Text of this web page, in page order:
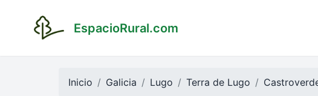
EspacioRural.com
Inicio Galicia Lugo Terra de Lugo